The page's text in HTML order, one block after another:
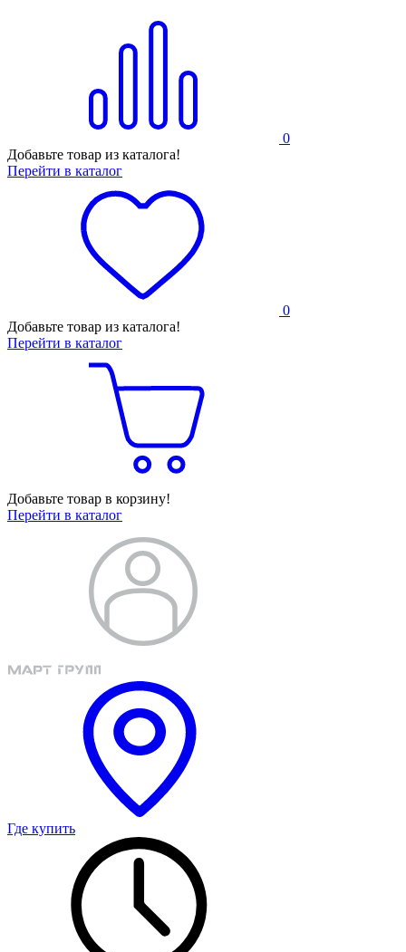
0
Добавьте товар из каталога!
Перейти в каталог
0
Добавьте товар из каталога!
Перейти в каталог
Добавьте товар в корзину!
Перейти в каталог
Где купить